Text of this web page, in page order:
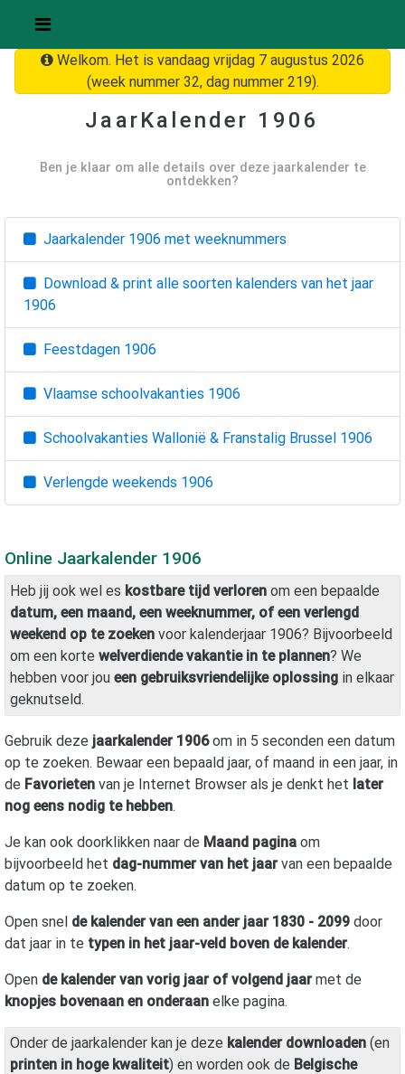
Welkom. Het is vandaag vrijdag 7 augustus 2026
(week nummer 32, dag nummer 219).
JaarKalender 1906
Ben je klaar om alle details over deze jaarkalender te
ontdekken?
Jaarkalender 1906 met weeknummers
Download & print alle soorten kalenders van het jaar
1906
Feestdagen 1906
Vlaamse schoolvakanties 1906
Schoolvakanties Wallonië & Franstalig Brussel 1906
Verlengde weekends 1906
Online Jaarkalender 1906
Heb jij ook wel es kostbare tijd verloren om een bepaalde
datum, een maand, een weeknummer, of een verlengd
weekend op te zoeken voor kalenderjaar 1906? Bijvoorbeeld
om een korte welverdiende vakantie in te plannen? We
hebben voor jou een gebruiksvriendelijke oplossing in elkaar
geknutseld.
Gebruik deze jaarkalender 1906om in 5 seconden een datum
op te zoeken. Bewaar een bepaald jaar, of maand in een jaar, in
de Favorieten van je Internet Browser als je denkt het later
nog eens nodig te hebben.
Je kan ook doorklikken naar de Maand pagina om
bijvoorbeeld het dag-nummer van het jaarvan een bepaalde
datum op te zoeken.
Open snel de kalender van een ander jaar 1830 - 2099 door
dat jaar in te typen in het jaar-veld boven de kalender.
Open de kalender van vorig jaar of volgend jaarmet de
knopjes bovenaan en onderaan elke pagina.
Onder de jaarkalender kan je deze kalender downloaden (en
printen in hoge kwaliteit) en worden ook de Belgische